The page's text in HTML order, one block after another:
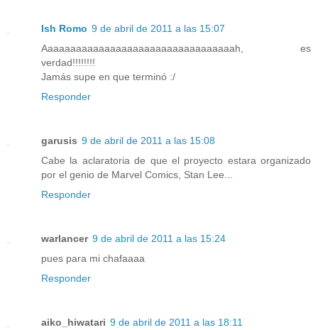
Ish Romo 9 de abril de 2011 a las 15:07
Aaaaaaaaaaaaaaaaaaaaaaaaaaaaaaaaaah, es
verdad!!!!!!!!
Jamás supe en que terminó :/
Responder
garusis 9 de abril de 2011 a las 15:08
Cabe la aclaratoria de que el proyecto estara organizado
por el genio de Marvel Comics, Stan Lee...
Responder
warlancer 9 de abril de 2011 a las 15:24
pues para mi chafaaaa
Responder
aiko_hiwatari 9 de abril de 2011 a las 18:11